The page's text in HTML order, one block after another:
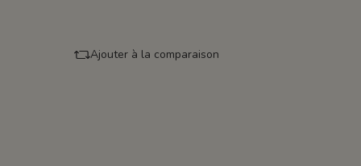
Ajouter à la comparaison